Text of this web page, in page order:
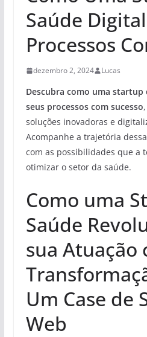
Saúde
Processos
dezembro 2, 2024 Lucas
Descubra como uma
seus processos com sucesso
soluções inovadoras e
Acompanhe a trajetória
com as possibilidades que a
otimizar o setor da saúde.
Como uma
Saúde
sua Atuação
Um Case de
Web